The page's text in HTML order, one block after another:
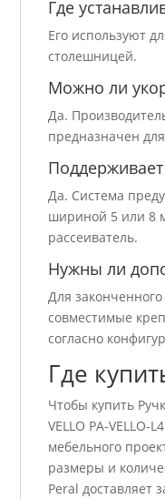
Где
Его используют
столешницей.
Можно ли
Да.
предназначен
Да. Система
шириной 5 или 8
рассеиватель.
Нужны ли
Для
совместимые
согласно
Где
Чтобы купить
VELLO PA-VELLO-
мебельного
размеры и
Peral доставляет